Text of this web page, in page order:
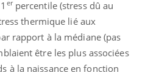
1 er percentile (stress dû au
thermique lié aux
rapport à la médiane (pas
être les plus associées
à la naissance en fonction